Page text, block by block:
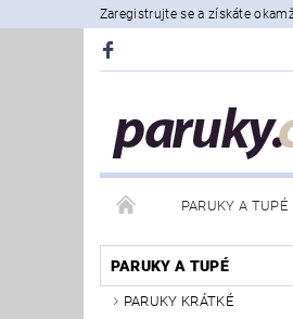
Zaregistrujte se a získáte
PARUKY A TUPÉ
PARUKY A TUPÉ
PARUKY KRÁTKÉ